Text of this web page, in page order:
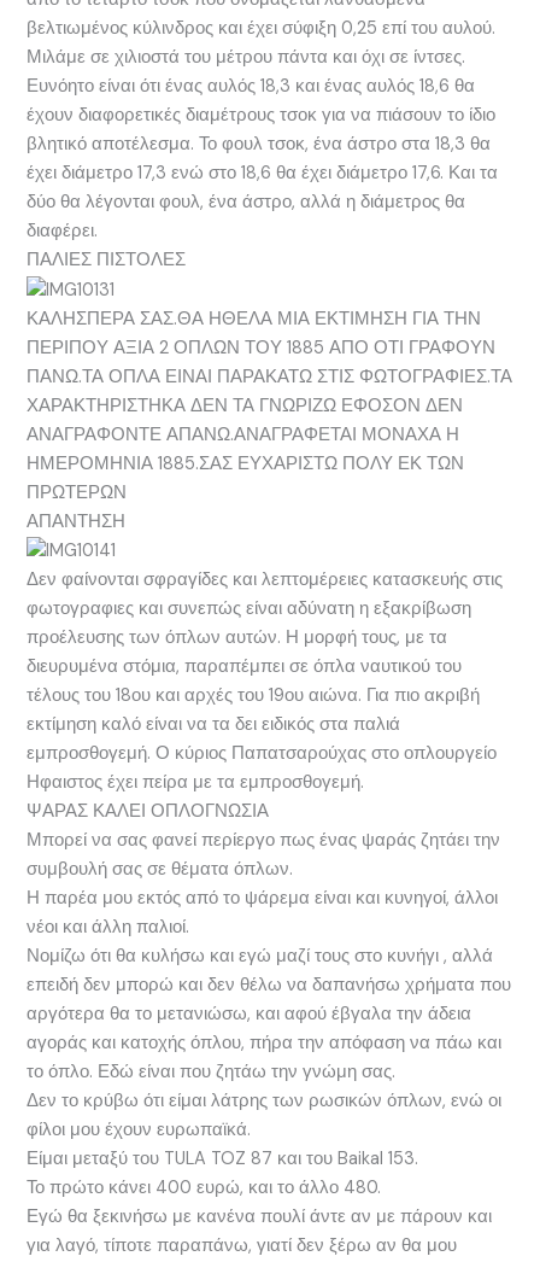
βελτιωμένος κύλινδρος και έχει σύφιξη 0,25 επί του αυλού.
Μιλάμε σε χιλιοστά του μέτρου πάντα και όχι σε ίντσες.
Ευνόητο είναι ότι ένας αυλός 18,3 και ένας αυλός 18,6 θα
έχουν διαφορετικές διαμέτρους τσοκ για να πιάσουν το ίδιο
βλητικό αποτέλεσμα. Το φουλ τσοκ, ένα άστρο στα 18,3 θα
έχει διάμετρο 17,3 ενώ στο 18,6 θα έχει διάμετρο 17,6. Και τα
δύο θα λέγονται φουλ, ένα άστρο, αλλά η διάμετρος θα
διαφέρει.
ΠΑΛΙΕΣ ΠΙΣΤΟΛΕΣ
ΚΑΛΗΣΠΕΡΑ ΣΑΣ.ΘΑ ΗΘΕΛΑ ΜΙΑ ΕΚΤΙΜΗΣΗ ΓΙΑ ΤΗΝ
ΠΕΡΙΠΟΥ ΑΞΙΑ 2 ΟΠΛΩΝ ΤΟΥ 1885 ΑΠΟ ΟΤΙ ΓΡΑΦΟΥΝ
ΠΑΝΩ.ΤΑ ΟΠΛΑ ΕΙΝΑΙ ΠΑΡΑΚΑΤΩ ΣΤΙΣ ΦΩΤΟΓΡΑΦΙΕΣ.ΤΑ
ΧΑΡΑΚΤΗΡΙΣΤΗΚΑ ΔΕΝ ΤΑ ΓΝΩΡΙΖΩ ΕΦΟΣΟΝ ΔΕΝ
ΑΝΑΓΡΑΦΟΝΤΕ ΑΠΑΝΩ.ΑΝΑΓΡΑΦΕΤΑΙ ΜΟΝΑΧΑ Η
ΗΜΕΡΟΜΗΝΙΑ 1885.ΣΑΣ ΕΥΧΑΡΙΣΤΩ ΠΟΛΥ ΕΚ ΤΩΝ
ΠΡΩΤΕΡΩΝ
ΑΠΑΝΤΗΣΗ
Δεν φαίνονται σφραγίδες και λεπτομέρειες κατασκευής στις
φωτογραφιες και συνεπώς είναι αδύνατη η εξακρίβωση
προέλευσης των όπλων αυτών. Η μορφή τους, με τα
διευρυμένα στόμια, παραπέμπει σε όπλα ναυτικού του
τέλους του 18ου και αρχές του 19ου αιώνα. Για πιο ακριβή
εκτίμηση καλό είναι να τα δει ειδικός στα παλιά
εμπροσθογεμή. Ο κύριος Παπατσαρούχας στο οπλουργείο
Ηφαιστος έχει πείρα με τα εμπροσθογεμή.
ΨΑΡΑΣ ΚΑΛΕΙ ΟΠΛΟΓΝΩΣΙΑ
Μπορεί να σας φανεί περίεργο πως ένας ψαράς ζητάει την
συμβουλή σας σε θέματα όπλων.
Η παρέα μου εκτός από το ψάρεμα είναι και κυνηγοί, άλλοι
νέοι και άλλη παλιοί.
Νομίζω ότι θα κυλήσω και εγώ μαζί τους στο κυνήγι , αλλά
επειδή δεν μπορώ και δεν θέλω να δαπανήσω χρήματα που
αργότερα θα το μετανιώσω, και αφού έβγαλα την άδεια
αγοράς και κατοχής όπλου, πήρα την απόφαση να πάω και
το όπλο. Εδώ είναι που ζητάω την γνώμη σας.
Δεν το κρύβω ότι είμαι λάτρης των ρωσικών όπλων, ενώ οι
φίλοι μου έχουν ευρωπαϊκά.
Είμαι μεταξύ του TULA TOZ 87 και του Baikal 153.
Το πρώτο κάνει 400 ευρώ, και το άλλο 480.
Εγώ θα ξεκινήσω με κανένα πουλί άντε αν με πάρουν και
για λαγό, τίποτε παραπάνω, γιατί δεν ξέρω αν θα μου